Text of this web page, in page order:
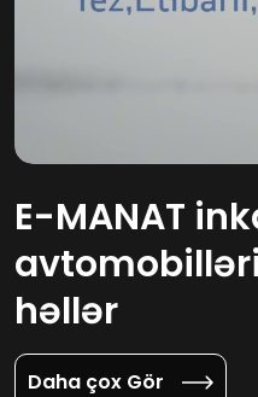
E-MANAT
həllər
Daha çox Gör